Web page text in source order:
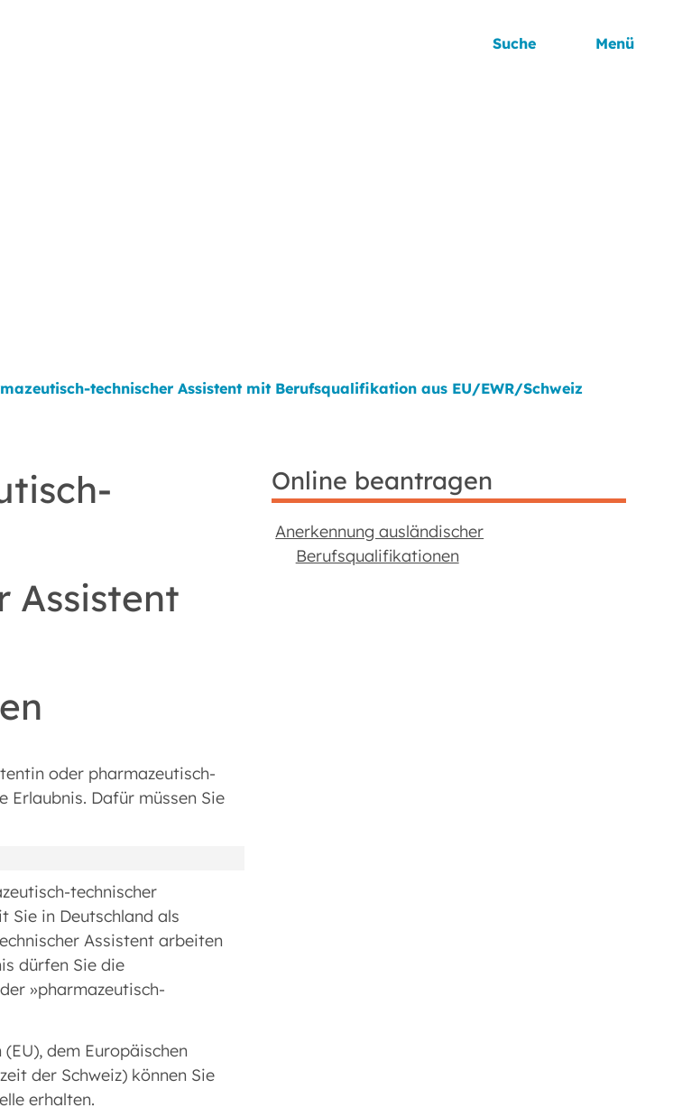
Suche Menü
technischer Assistent mit Berufsqualifikation aus EU/EWR/Schweiz
Assistent
oder pharmazeutisch-
Erlaubnis. Dafür müssen Sie
technischer
Sie in Deutschland als
Assistent arbeiten
dürfen Sie die
»pharmazeutisch-
dem Europäischen
der Schweiz) können Sie
erhalten.
Online beantragen
Anerkennung ausländischer
Berufsqualifikationen